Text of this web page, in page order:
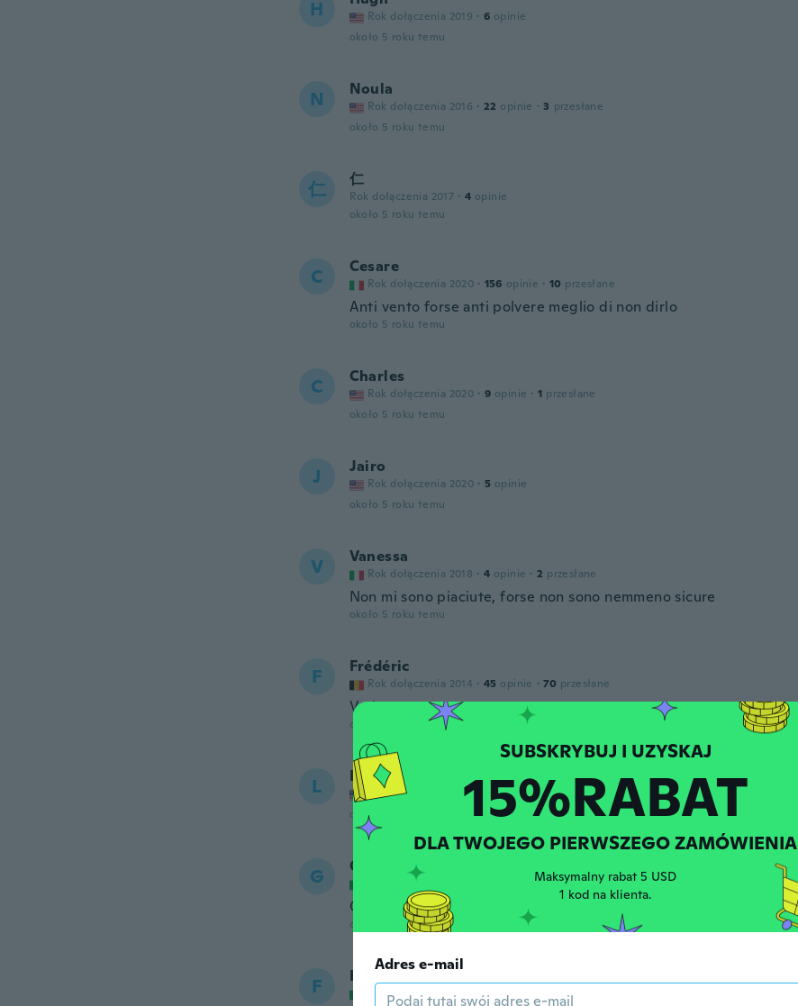
H Rok dołączenia 2019 · 6 opinie
około 5 roku temu
N Noula
Rok dołączenia 2016 · 22 opinie · 3 przesłane
około 5 roku temu
仁 仁
Rok dołączenia 2017 · 4 opinie
około 5 roku temu
C Cesare
Rok dołączenia 2020 · 156 opinie · 10 przesłane
Anti vento forse anti polvere meglio di non dirlo
około 5 roku temu
C Charles
Rok dołączenia 2020 · 9 opinie · 1 przesłane
około 5 roku temu
J Jairo
Rok dołączenia 2020 · 5 opinie
około 5 roku temu
V Vanessa
Rok dołączenia 2018 · 4 opinie · 2 przesłane
Non mi sono piaciute, forse non sono nemmeno sicure
około 5 roku temu
F Frédéric
Rok dołączenia 2014 · 45 opinie · 70 przesłane
Vraiment pas top
około 5 roku temu
L Liwayway
Rok dołączenia 2015 opinie · 3 przesłane
około 5 roku temu
G Giovanni
Rok dołączenia 2020 opinie · 31 przesłane
Ottimo prodotto
około 5 roku temu
F Francesca
Rok dołączenia 2020 159 opinie przesłane
15%RABAT
DLA TWOJEGO PIERWSZEGO ZAMÓWIENIA
Maksymalny rabat 5 USD
1 kod na klienta.
Adres e-mail